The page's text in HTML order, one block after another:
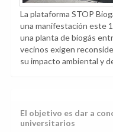
La plataforma STOP
una manifestación este
una planta de biogás
vecinos exigen
su impacto ambiental y
El objetivo es dar a
universitarios